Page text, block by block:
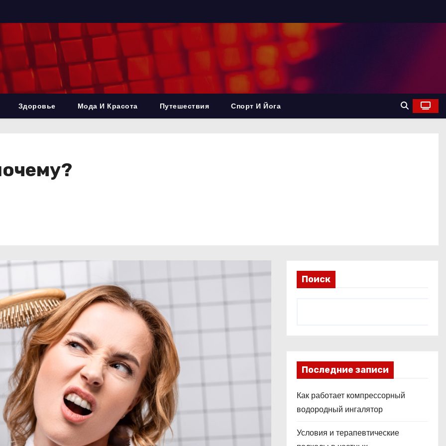
Здоровье Мода И Красота Путешествия Спорт И Йога
Поиск
Последние записи
Как работает компрессорный
водородный ингалятор
Условия и терапевтические